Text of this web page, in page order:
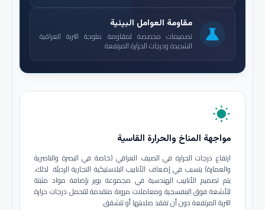
science
مقاومة العوامل البيئية
تصميمات مخصصة لمقاومة ملوحة التربة العراقية
الشديدة ودرجات الحرارة المرتفعة.
wb_sunny
مواجهة المناخ والحرارة القاسية
ارتفاع درجات الحرارة في الصيف العراقي (خاصة في البصرة والناصرية
والعمارة) يتسبب في إضعاف الأنابيب البلاستيكية التجارية الرديئة. لذلك،
يتم تصميم الأنابيب الهندسية في مجموعة بوير بإضافة مواد مثبتة
للأشعة فوق البنفسجية ومعاملات مرونة متقدمة لتتحمل درجات حرارة
التربة المرتفعة دون أن تفقد صلابتها أو تتشقق.